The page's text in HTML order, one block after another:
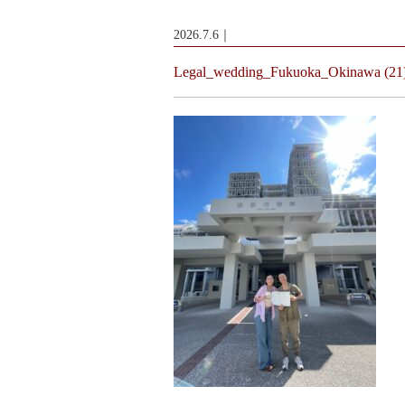
2026.7.6｜
Legal_wedding_Fukuoka_Okinawa